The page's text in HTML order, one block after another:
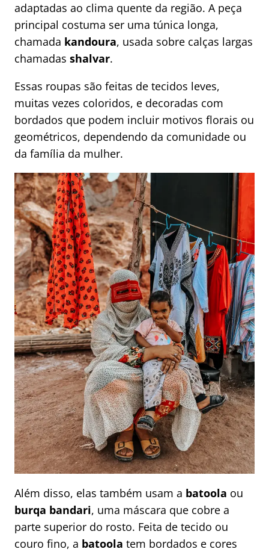
adaptadas ao clima quente da região. A peça
principal costuma ser uma túnica longa,
chamada kandoura, usada sobre calças largas
chamadas shalvar.
Essas roupas são feitas de tecidos leves,
muitas vezes coloridos, e decoradas com
bordados que podem incluir motivos florais ou
geométricos, dependendo da comunidade ou
da família da mulher.
Além disso, elas também usam a batoola ou
burqa bandari, uma máscara que cobre a
parte superior do rosto. Feita de tecido ou
couro fino, a batoola tem bordados e cores